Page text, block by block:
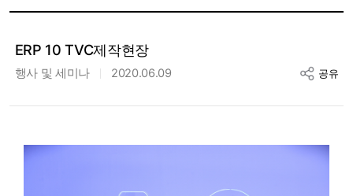
ERP 10 TVC제작현장
행사 및 세미나 2020.06.09 공유